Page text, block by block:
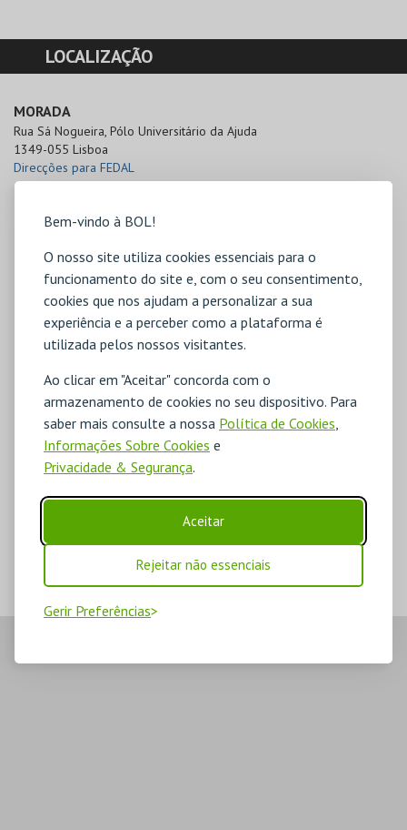
Bem-vindo à BOL!
O nosso site utiliza cookies essenciais para o
funcionamento do site e, com o seu consentimento,
cookies que nos ajudam a personalizar a sua
experiência e a perceber como a plataforma é
utilizada pelos nossos visitantes.
Ao clicar em "Aceitar" concorda com o
armazenamento de cookies no seu dispositivo. Para
saber mais consulte a nossa Política de Cookies
Informações Sobre Cookies e
Privacidade & Segurança.
Aceitar
Rejeitar não essenciais
Gerir Preferências
LOCALIZAÇÃO
MORADA
Rua Sá Nogueira, Pólo Universitário da Ajuda
1349-055 Lisboa
Direcções para FEDAL